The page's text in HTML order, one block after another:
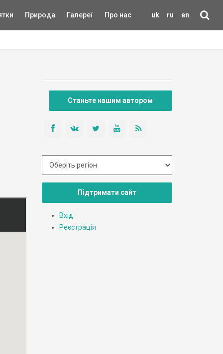
uk ru en
Природа Галереї Про нас
Станьте нашим автором
Підтримати сайт
Вхід
Реєстрація